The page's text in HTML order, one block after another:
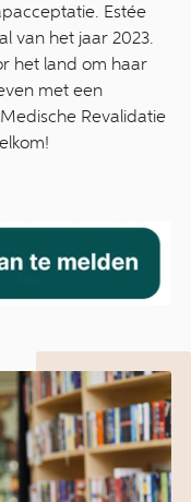
Estée
van het jaar 2023.
het land om haar
met een
Revalidatie